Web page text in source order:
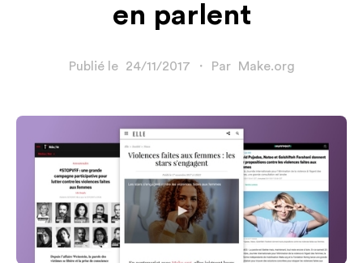
en parlent
Publié le 24/11/2017 ・ Par Make.org